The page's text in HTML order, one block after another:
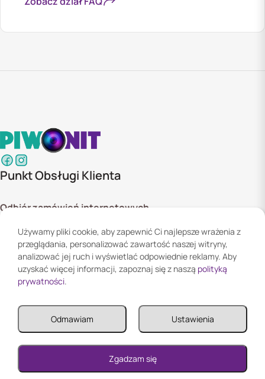
0 0
Punkt Obsługi Klienta
Odbiór zamówień internetowych
02-285 Warszawa
Godziny otwarcia:
Pn. - Pt. 08:00 - 16:00
Informacje
Informacje
Reklamacja i zwroty
Twoje konto
Twoje konto
Używamy pliki cookie, aby zapewnić Ci najlepsze wrażenia z
przeglądania, personalizować zawartość naszej witryny,
analizować jej ruch i wyświetlać odpowiednie reklamy. Aby
uzyskać więcej informacji, zapoznaj się z naszą polityką
prywatności.
Zgadzam się
Ustawienia
Odmawiam